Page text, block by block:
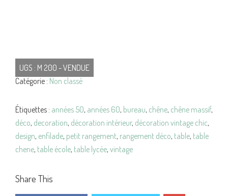
UGS : M 200 - VENDUE
Catégorie : Non classé
Étiquettes : années 50, années 60, bureau, chêne, chêne massif,
déco, decoration, décoration intérieur, décoration vintage chic,
design, enfilade, petit rangement, rangement déco, table, table
chene, table école, table lycée, vintage
Share This